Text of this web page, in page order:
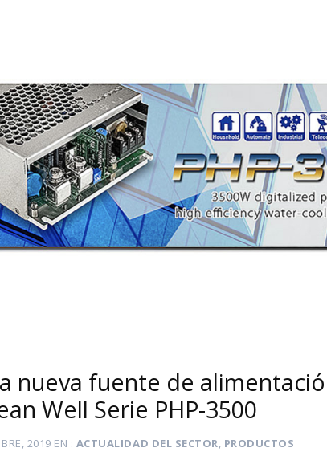
nueva fuente de
Well Serie PHP-3500
2019 EN ACTUALIDAD DEL SECTOR, PRODUCTOS